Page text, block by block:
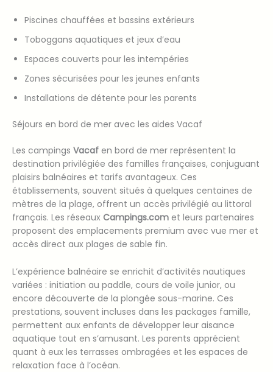
Piscines chauffées et bassins extérieurs
Toboggans aquatiques et jeux d’eau
Espaces couverts pour les intempéries
Zones sécurisées pour les jeunes enfants
Installations de détente pour les parents
Séjours en bord de mer avec les aides Vacaf
Les campings Vacaf en bord de mer représentent la
destination privilégiée des familles françaises, conjuguant
plaisirs balnéaires et tarifs avantageux. Ces
établissements, souvent situés à quelques centaines de
mètres de la plage, offrent un accès privilégié au littoral
français. Les réseaux Campings.com et leurs partenaires
proposent des emplacements premium avec vue mer et
accès direct aux plages de sable fin.
L’expérience balnéaire se enrichit d’activités nautiques
variées : initiation au paddle, cours de voile junior, ou
encore découverte de la plongée sous-marine. Ces
prestations, souvent incluses dans les packages famille,
permettent aux enfants de développer leur aisance
aquatique tout en s’amusant. Les parents apprécient
quant à eux les terrasses ombragées et les espaces de
relaxation face à l’océan.